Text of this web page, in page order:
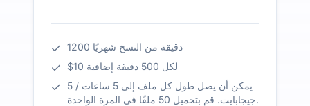
1200 دقيقة من النسخ شهريًا
$10 لكل 500 دقيقة إضافية
يمكن أن يصل طول كل ملف إلى 5 ساعات / 5
جيجابايت. قم بتحميل 50 ملفًا في المرة الواحدة.